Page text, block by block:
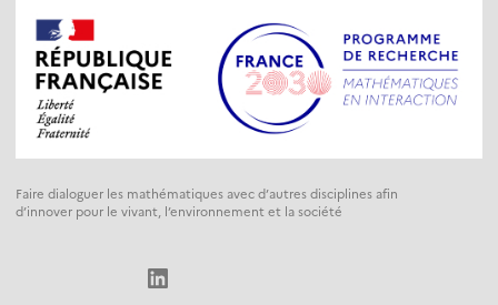
Faire dialoguer les mathématiques avec d’autres disciplines afin
d’innover pour le vivant, l’environnement et la société
LinkedIn